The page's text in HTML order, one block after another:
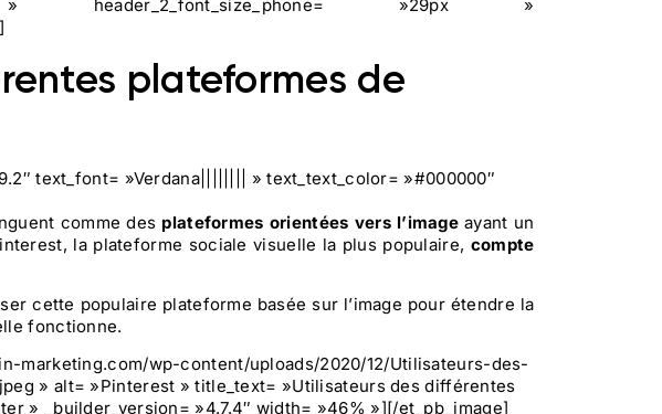
» header_2_font_size_phone= »29px »
plateformes de
text_font= »Verdana|||||||| » text_text_color= »#000000″
comme des plateformes orientées vers l’image ayant un
la plateforme sociale visuelle la plus populaire, compte
cette populaire plateforme basée sur l’image pour étendre la
fonctionne.
marketing.com/wp-content/uploads/2020/12/Utilisateurs-des-
» alt= »Pinterest » title_text= »Utilisateurs des différentes
» _builder_version= »4.7.4″ width= »46% »][/et_pb_image]